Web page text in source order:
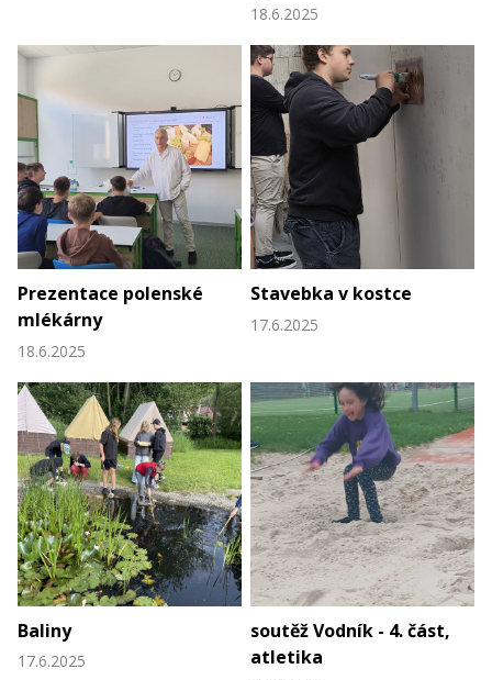
18.6.2025
Prezentace polenské
mlékárny
18.6.2025
Stavebka v kostce
17.6.2025
Baliny
17.6.2025
soutěž Vodník - 4. část,
atletika